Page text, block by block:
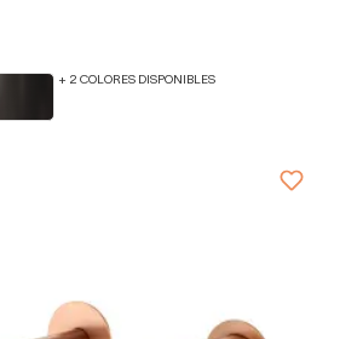
+ 2 COLORES DISPONIBLES